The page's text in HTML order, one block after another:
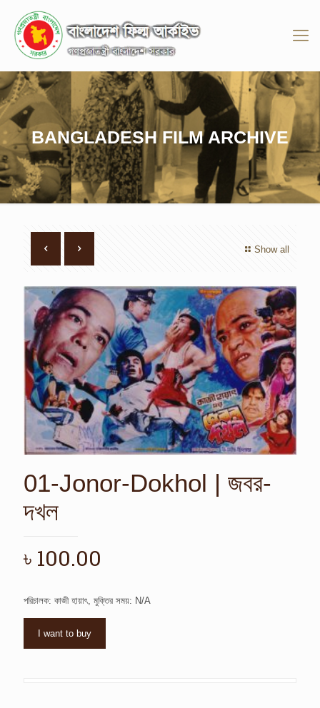
BANGLADESH FILM ARCHIVE
Show all
01-Jonor-Dokhol | জবর-
দখল
৳ 100.00
পরিচালক: কাজী হায়াৎ, মুক্তির সময়: N/A
I want to buy